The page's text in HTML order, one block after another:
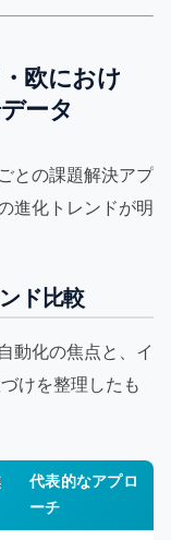
欧におけ
ータ
との課題解決アプ
進化トレンドが明
ド比較
動化の焦点と、イ
けを整理したも
代表的なアプロ
ーチ